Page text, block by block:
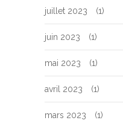
juillet 2023 (1)
juin 2023 (1)
mai 2023 (1)
avril 2023 (1)
mars 2023 (1)